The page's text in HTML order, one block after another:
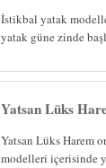
İstikbal yatak
yatak güne zinde
Yatsan Lüks
Yatsan Lüks Harem
modelleri içerisinde